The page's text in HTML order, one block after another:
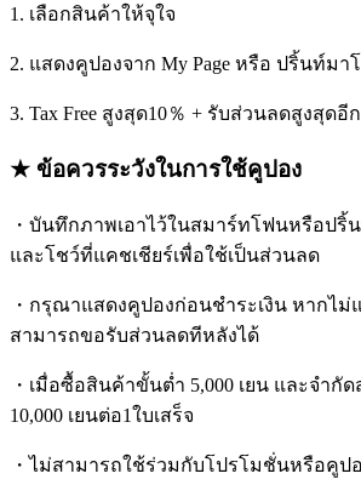
1. เลือกสินค้าให้จุใจ
2. แสดงคูปองจาก My Page หรือ ปริ้นท์มา
3. Tax Free สูงสุด10％ + รับส่วนลดสูงสุดอี
★ ข้อควรระวังในการใช้คูปอง
・บันทึกภาพเอาไว้ในสมาร์ทโฟนหรือป
และโชว์ที่แคชเชียร์เพื่อใช้เป็นส่วนลด
・กรุณาแสดงคูปองก่อนชำระเงิน หากไม่
สามารถขอรับส่วนลดทีหลังได้
・เมื่อซื้อสินค้าขั้นต่ำ 5,000 เยน และจำกั
10,000 เยนต่อ1ใบเสร็จ
・ไม่สามารถใช้ร่วมกับโปรโมชั่นหรือคูป